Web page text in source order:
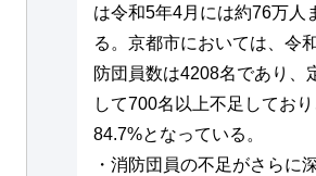
は令和5年4月には約76万人
る。京都市においては、令
防団員数は4208名であり、
して700名以上不足してお
84.7%となっている。
・消防団員の不足がさらに